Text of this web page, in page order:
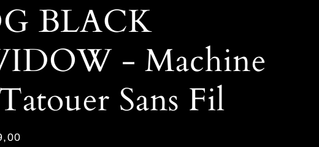
BLACK
- Machine
Sans Fil